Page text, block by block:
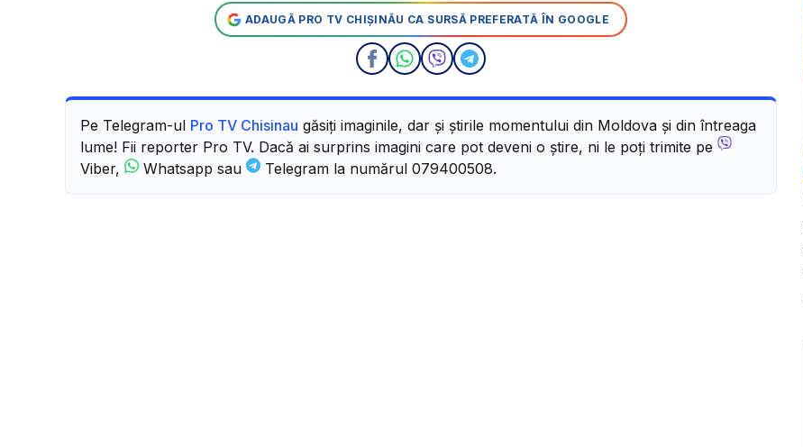
ADAUGĂ PRO TV CHIȘINĂU CA SURSĂ PREFERATĂ ÎN GOOGLE
Pe Telegram-ul Pro TV Chisinau găsiți imaginile, dar și știrile momentului din Moldova și din întreaga
lume! Fii reporter Pro TV. Dacă ai surprins imagini care pot deveni o știre, ni le poți trimite pe
Viber,
Whatsapp sau Telegram la numărul 079400508.